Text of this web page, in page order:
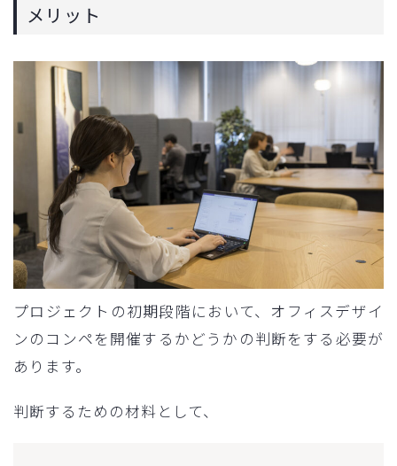
メリット
プロジェクトの初期段階において、オフィスデザイ
ンのコンペを開催するかどうかの判断をする必要が
あります。
判断するための材料として、